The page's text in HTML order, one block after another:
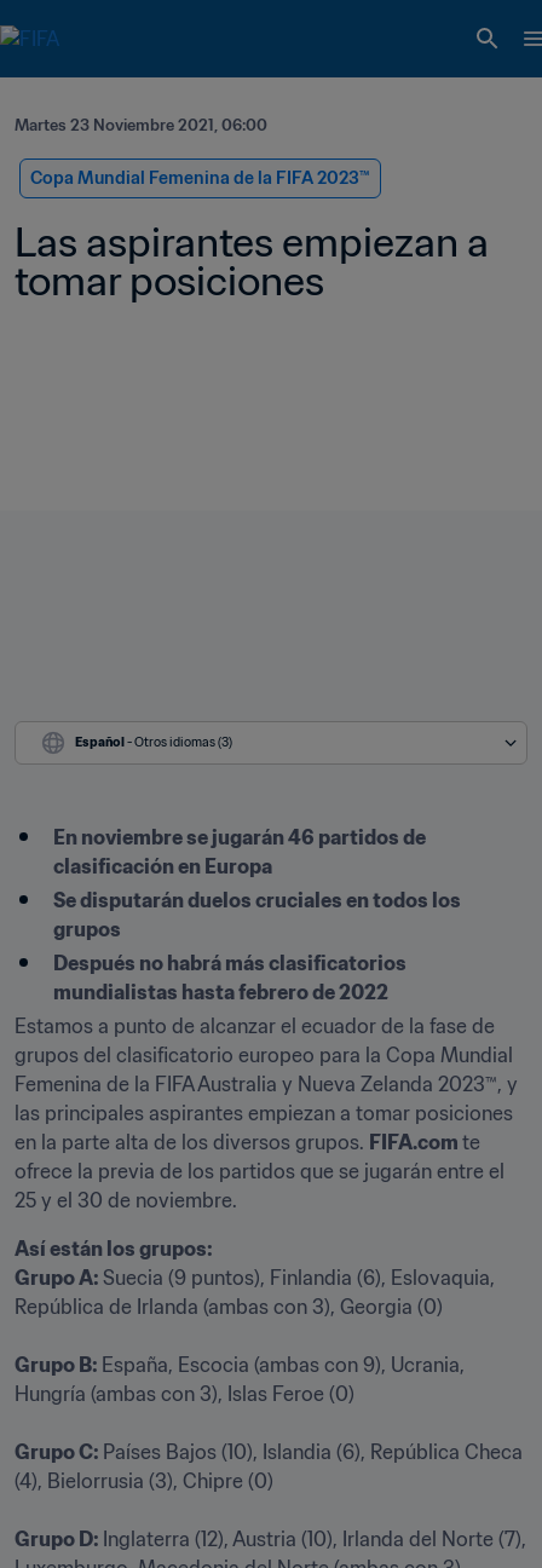
Martes 23 Noviembre 2021, 06:00
Copa Mundial Femenina de la FIFA 2023™
Las aspirantes empiezan a
tomar posiciones
Español - Otros idiomas (3)
En noviembre se jugarán 46 partidos de
clasificación en Europa
Se disputarán duelos cruciales en todos los
grupos
Después no habrá más clasificatorios
mundialistas hasta febrero de 2022
Estamos a punto de alcanzar el ecuador de la fase de
grupos del clasificatorio europeo para la Copa Mundial
Femenina de la FIFA Australia y Nueva Zelanda 2023™, y
las principales aspirantes empiezan a tomar posiciones
en la parte alta de los diversos grupos. FIFA.com te
ofrece la previa de los partidos que se jugarán entre el
25 y el 30 de noviembre.
Así están los grupos:
Grupo A: Suecia (9 puntos), Finlandia (6), Eslovaquia,
República de Irlanda (ambas con 3), Georgia (0)
Grupo B: España, Escocia (ambas con 9), Ucrania,
Hungría (ambas con 3), Islas Feroe (0)
Grupo C: Países Bajos (10), Islandia (6), República Checa
(4), Bielorrusia (3), Chipre (0)
Grupo D: Inglaterra (12), Austria (10), Irlanda del Norte (7),